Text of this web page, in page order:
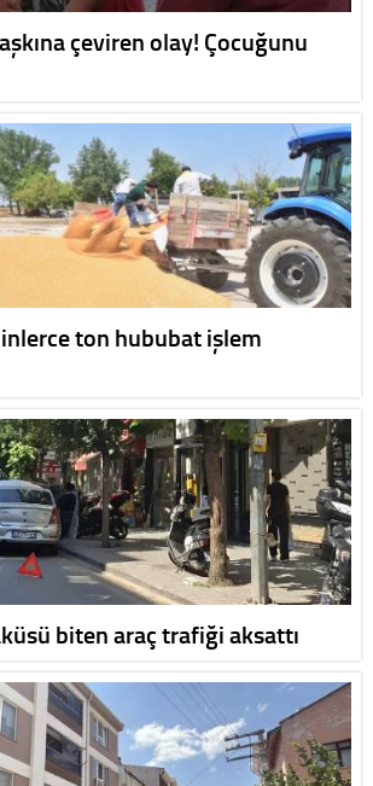
çeviren olay! Çocuğunu
ton hububat işlem
biten araç trafiği aksattı